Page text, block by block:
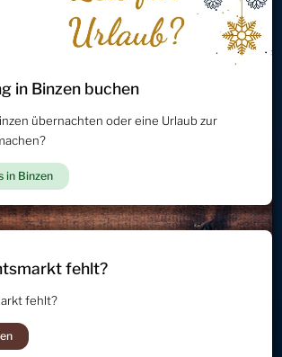
in Binzen buchen
übernachten oder eine Urlaub zur
in Binzen
fehlt?
fehlt?